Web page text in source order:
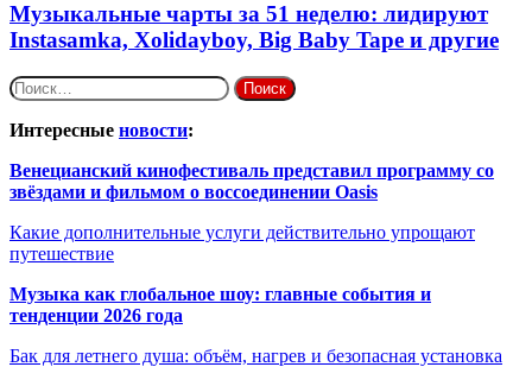
Музыкальные чарты за 51 неделю: лидируют
Instasamka, Xolidayboy, Big Baby Tape и другие
Найти:
Интересные новости:
Венецианский кинофестиваль представил программу со
звёздами и фильмом о воссоединении Oasis
Какие дополнительные услуги действительно упрощают
путешествие
Музыка как глобальное шоу: главные события и
тенденции 2026 года
Бак для летнего душа: объём, нагрев и безопасная установка